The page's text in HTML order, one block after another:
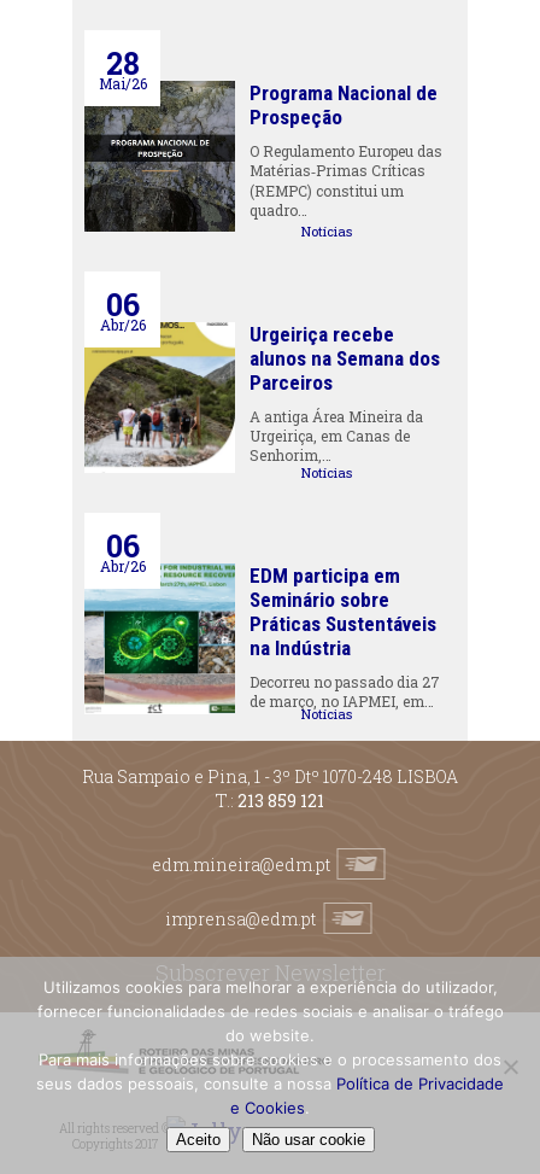
28
Mai/26
Programa Nacional de
Prospeção
O Regulamento Europeu das
Matérias‑Primas Críticas
(REMPC) constitui um
quadro…
Notícias
06
Abr/26
Urgeiriça recebe
alunos na Semana dos
Parceiros
A antiga Área Mineira da
Urgeiriça, em Canas de
Senhorim,…
Notícias
06
Abr/26
EDM participa em
Seminário sobre
Práticas Sustentáveis
na Indústria
Decorreu no passado dia 27
de março, no IAPMEI, em…
Notícias
Rua Sampaio e Pina, 1 - 3º Dtº 1070-248 LISBOA
T.: 213 859 121
edm.mineira@edm.pt
imprensa@edm.pt
Subscrever Newsletter
All rights reserved ©
Copyrights 2017
Utilizamos cookies para melhorar a experiência do utilizador,
fornecer funcionalidades de redes sociais e analisar o tráfego
do website.
Para mais informações sobre cookies e o processamento dos
seus dados pessoais, consulte a nossa Política de Privacidade
e Cookies.
Aceito Não usar cookie